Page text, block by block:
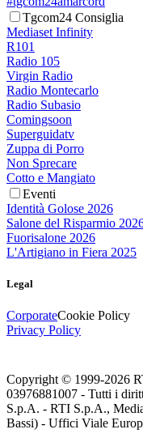
Tgcom24 Consiglia
Mediaset Infinity
R101
Radio 105
Virgin Radio
Radio Montecarlo
Radio Subasio
Comingsoon
Superguidatv
Zuppa di Porro
Non Sprecare
Cotto e Mangiato
Eventi
Identità Golose 2026
Salone del Risparmio
Fuorisalone 2026
L'Artigiano in Fiera 2025
Legal
CorporateCookie Policy
Privacy Policy
Copyright © 1999-2026
03976881007 - Tutti i
S.p.A. - RTI S.p.A.,
Bassi) - Uffici Viale